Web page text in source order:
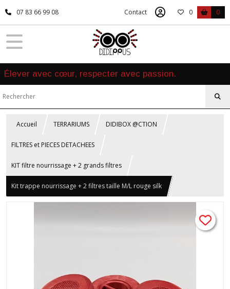
07 83 66 99 08 Contact 0 0
Élever avec cœur, respecter avec passion.
Accueil TERRARIUMS DIDIBOX @CTION
FILTRES et PIECES DETACHEES
KIT filtre nourrissage + 2 grands filtres
Kit trappe nourrissage + 2 filtres taille M/L rouge silk